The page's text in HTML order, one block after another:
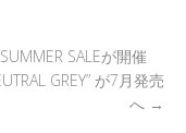
SALEが開催
GREY” が7月発売
へ →